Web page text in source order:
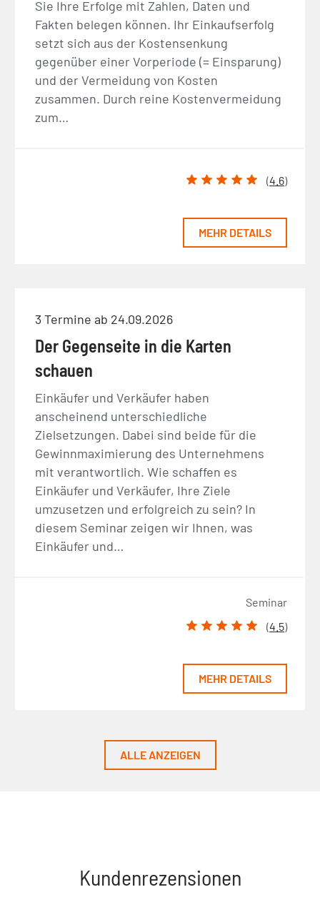
Sie Ihre Erfolge mit Zahlen, Daten und
Fakten belegen können. Ihr Einkaufserfolg
setzt sich aus der Kostensenkung
gegenüber einer Vorperiode (= Einsparung)
und der Vermeidung von Kosten
zusammen. Durch reine Kostenvermeidung
zum…
(4.6)
MEHR DETAILS
3 Termine ab 24.09.2026
Der Gegenseite in die Karten
schauen
Einkäufer und Verkäufer haben
anscheinend unterschiedliche
Zielsetzungen. Dabei sind beide für die
Gewinnmaximierung des Unternehmens
mit verantwortlich. Wie schaffen es
Einkäufer und Verkäufer, Ihre Ziele
umzusetzen und erfolgreich zu sein? In
diesem Seminar zeigen wir Ihnen, was
Einkäufer und…
Seminar
(4.5)
MEHR DETAILS
ALLE ANZEIGEN
Kundenrezensionen